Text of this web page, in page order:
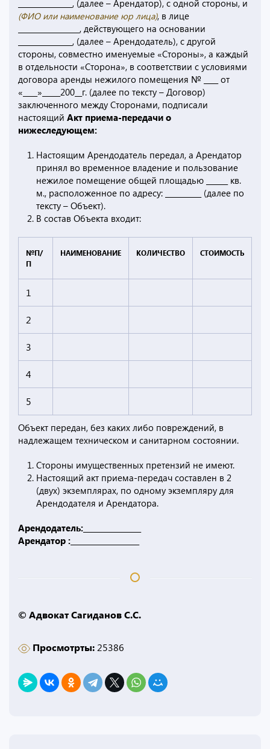
_______________, (далее – Арендатор), с одной стороны, и
(ФИО или наименование юр лица), в лице
_________________, действующего на основании
_______________, (далее – Арендодатель), с другой
стороны, совместно именуемые «Стороны», а каждый
в отдельности «Сторона», в соответствии с условиями
договора аренды нежилого помещения № ____ от
«____»_____200__г. (далее по тексту – Договор)
заключенного между Сторонами, подписали
настоящий Акт приема-передачи о
нижеследующем:
Настоящим Арендодатель передал, а Арендатор
принял во временное владение и пользование
нежилое помещение общей площадью ______ кв.
м., расположенное по адресу: __________ (далее по
тексту – Объект).
В состав Объекта входит:
№П/
П
НАИМЕНОВАНИЕ КОЛИЧЕСТВО СТОИМОСТЬ
1
2
3
4
5
Объект передан, без каких либо повреждений, в
надлежащем техническом и санитарном состоянии.
Стороны имущественных претензий не имеют.
Настоящий акт приема-передач составлен в 2
(двух) экземплярах, по одному экземпляру для
Арендодателя и Арендатора.
Арендодатель:________________
Арендатор :___________________
© Адвокат Сагиданов С.С.
Просмотрты:25386